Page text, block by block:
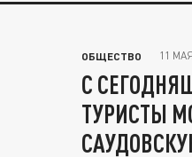
ОБЩЕСТВО 11
С
ТУРИСТЫ